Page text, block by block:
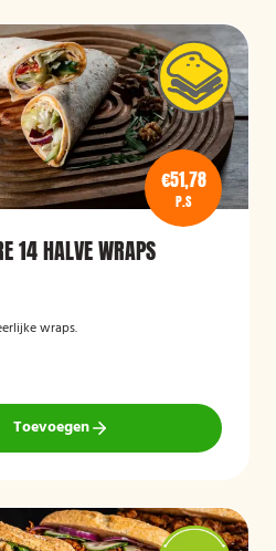
€51,78
P.S
14 HALVE WRAPS
wraps.
Toevoegen